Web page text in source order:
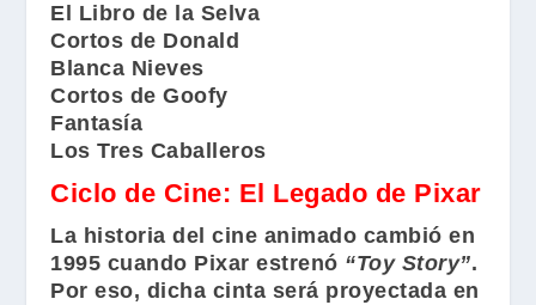
El Libro de la Selva
Cortos de Donald
Blanca Nieves
Cortos de Goofy
Fantasía
Los Tres Caballeros
Ciclo de Cine: El Legado de Pixar
La historia del cine animado cambió en
1995 cuando Pixar estrenó “Toy Story”.
Por eso, dicha cinta será proyectada en